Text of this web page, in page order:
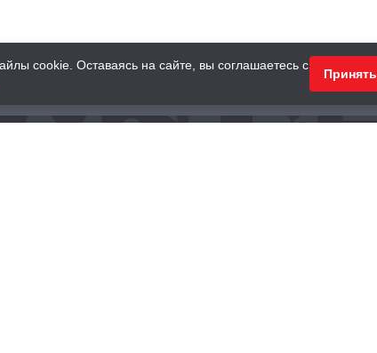
ПОДАРКИ
cookie. Оставаясь на сайте, вы соглашаетесь с
Принять